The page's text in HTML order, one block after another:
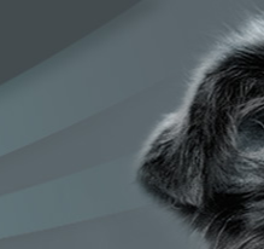
– EDUCATION – REÉDUCATION